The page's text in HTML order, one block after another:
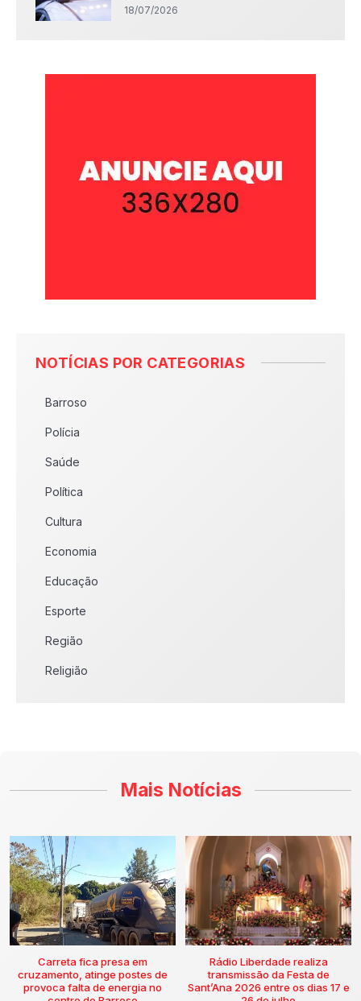
18/07/2026
NOTÍCIAS POR CATEGORIAS
Barroso
Polícia
Saúde
Política
Cultura
Economia
Educação
Esporte
Região
Religião
Mais Notícias
Carreta fica presa em
cruzamento, atinge postes de
provoca falta de energia no
Rádio Liberdade realiza
transmissão da Festa de
Sant’Ana 2026 entre os dias 17 e